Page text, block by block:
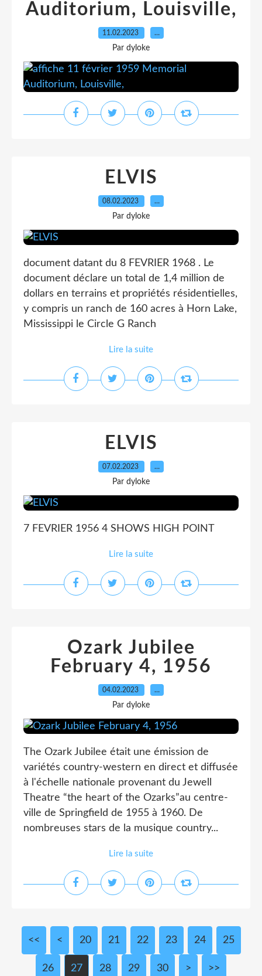
Auditorium, Louisville,
11.02.2023 …
Par dyloke
ELVIS
08.02.2023 …
Par dyloke
document datant du 8 FEVRIER 1968 . Le
document déclare un total de 1,4 million de
dollars en terrains et propriétés résidentielles,
y compris un ranch de 160 acres à Horn Lake,
Mississippi le Circle G Ranch
Lire la suite
ELVIS
07.02.2023 …
Par dyloke
7 FEVRIER 1956 4 SHOWS HIGH POINT
Lire la suite
Ozark Jubilee
February 4, 1956
04.02.2023 …
Par dyloke
The Ozark Jubilee était une émission de
variétés country-western en direct et diffusée
à l'échelle nationale provenant du Jewell
Theatre “the heart of the Ozarks”au centre-
ville de Springfield de 1955 à 1960. De
nombreuses stars de la musique country...
Lire la suite
<< < 10
20 21 22 23 24 25
26 27 28 29 30 40
50
60
70
80
90
100
200
300
> >>